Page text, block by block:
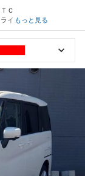
ＴＣ
イド
付き
もっと見る